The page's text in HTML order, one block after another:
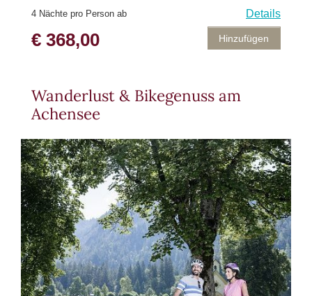
4 Nächte pro Person ab
€ 368,00
Details
Hinzufügen
Wanderlust & Bikegenuss am
Achensee